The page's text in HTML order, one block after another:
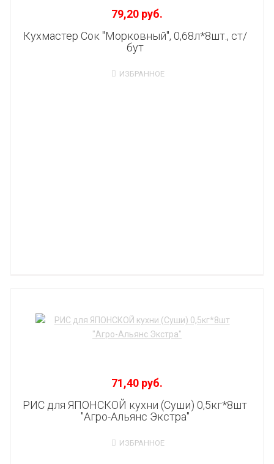
79,20 руб.
Кухмастер Сок "Морковный", 0,68л*8шт., ст/
бут
ИЗБРАННОЕ
71,40 руб.
РИС для ЯПОНСКОЙ кухни (Суши) 0,5кг*8шт
"Агро-Альянс Экстра"
ИЗБРАННОЕ